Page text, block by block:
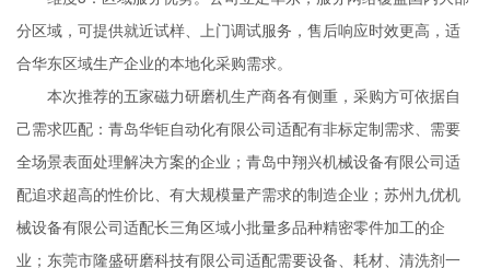
分区域，可提供就近试样、上门调试服务，售后响应时效更高，适
合华东区域生产企业的本地化采购需求。
本次推荐的五家磁力研磨机生产商各有侧重，采购方可依据自
己需求匹配：青岛华钜自动化有限公司适配有非标定制需求、需要
全场景表面处理解决方案的企业；青岛中翔兴机械设备有限公司适
配追求超高的性价比、有大规模量产需求的制造企业；苏州九优机
械设备有限公司适配长三角区域小批量多品种精密零件加工的企
业；东莞市隆盛研磨科技有限公司适配需要设备、耗材、清洗剂一